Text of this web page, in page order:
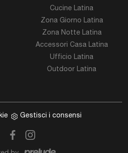
Cucine Latina
Zona Giorno Latina
Zona Notte Latina
Accessori Casa Latina
Ufficio Latina
Outdoor Latina
Gestisci i consensi